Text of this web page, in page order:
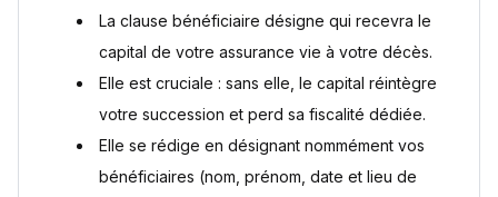
Acceptation par le bénéficiaire
Que se passe-t-il si le bénéficiaire décède avant l'assuré ?
Désignation subsidiaire
Règles de transmission du capital
Questions fréquentes
Puis-je désigner mon partenaire pacsé ou concubin
comme bénéficiaire ?
La clause bénéficiaire désigne qui recevra le
capital de votre assurance vie à votre décès.
Elle est cruciale : sans elle, le capital réintègre
votre succession et perd sa fiscalité dédiée.
Elle se rédige en désignant nommément vos
bénéficiaires (nom, prénom, date et lieu de